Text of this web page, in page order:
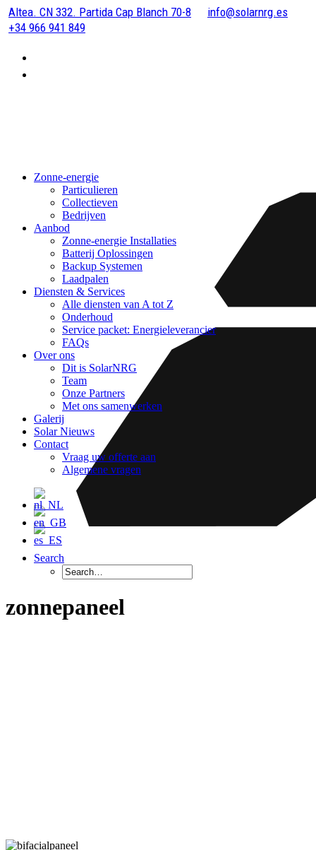
Altea. CN 332. Partida Cap Blanch 70-8
info@solarnrg.es
+34 966 941 849
Zonne-energie
Particulieren
Collectieven
Bedrijven
Aanbod
Zonne-energie Installaties
Batterij Oplossingen
Backup Systemen
Laadpalen
Diensten & Services
Alle diensten van A tot Z
Onderhoud
Service packet: Energieleverancier
FAQs
Over ons
Dit is SolarNRG
Team
Onze Partners
Met ons samenwerken
Galerij
Solar Nieuws
Contact
Vraag uw offerte aan
Algemene vragen
Search
zonnepaneel